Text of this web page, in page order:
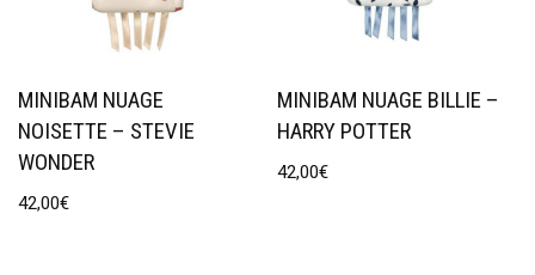
MINIBAM NUAGE
NOISETTE – STEVIE
WONDER
42,00€
MINIBAM NUAGE BILLIE –
HARRY POTTER
42,00€